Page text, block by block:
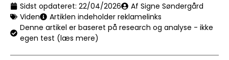
Sidst opdateret: 22/04/2026
Af Signe Søndergård
Viden
Artiklen indeholder reklamelinks
Denne artikel er baseret på research og analyse - ikke
egen test (læs mere)